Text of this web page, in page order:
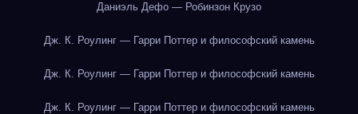
Даниэль Дефо — Робинзон Крузо
Дж. К. Роулинг — Гарри Поттер и философский камень
Дж. К. Роулинг — Гарри Поттер и философский камень
Дж. К. Роулинг — Гарри Поттер и философский камень